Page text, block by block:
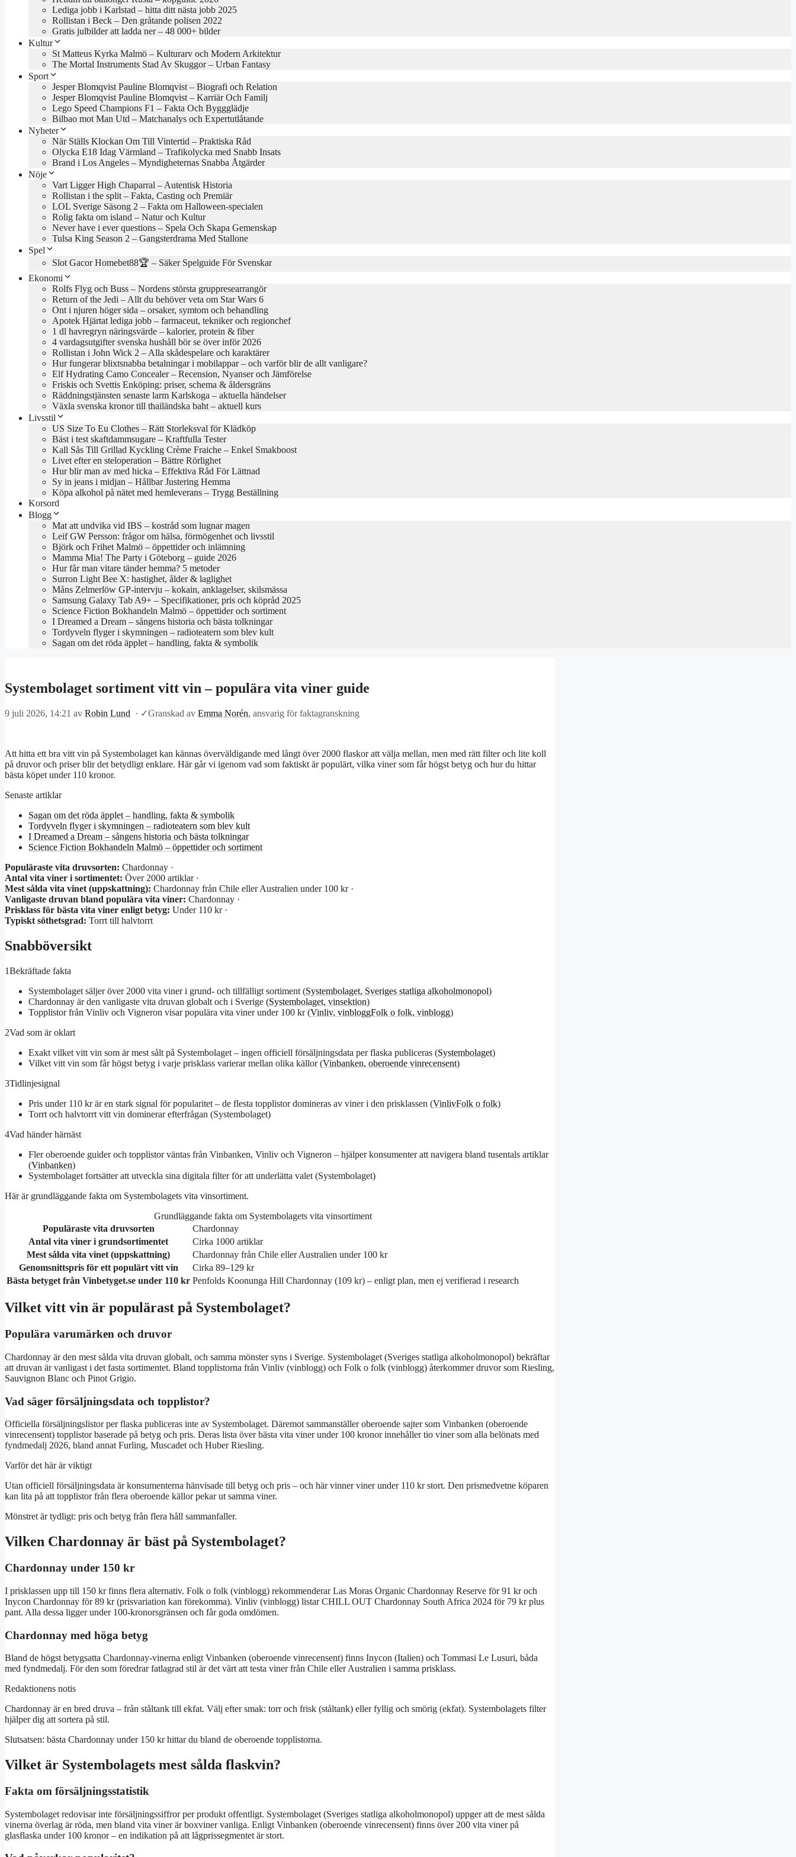
Lediga jobb i Karlstad – hitta ditt nästa jobb 2025
Rollistan i Beck – Den gråtande polisen 2022
Gratis julbilder att ladda ner – 48 000+ bilder
Kultur
St Matteus Kyrka Malmö – Kulturarv och Modern Arkitektur
The Mortal Instruments Stad Av Skuggor – Urban Fantasy
Sport
Jesper Blomqvist Pauline Blomqvist – Biografi och Relation
Jesper Blomqvist Pauline Blomqvist – Karriär Och Familj
Lego Speed Champions F1 – Fakta Och Byggglädje
Bilbao mot Man Utd – Matchanalys och Expertutlåtande
Nyheter
När Ställs Klockan Om Till Vintertid – Praktiska Råd
Olycka E18 Idag Värmland – Trafikolycka med Snabb Insats
Brand i Los Angeles – Myndigheternas Snabba Åtgärder
Nöje
Vart Ligger High Chaparral – Autentisk Historia
Rollistan i the split – Fakta, Casting och Premiär
LOL Sverige Säsong 2 – Fakta om Halloween-specialen
Rolig fakta om island – Natur och Kultur
Never have i ever questions – Spela Och Skapa Gemenskap
Tulsa King Season 2 – Gangsterdrama Med Stallone
Spel
Slot Gacor Homebet88🏆 – Säker Spelguide För Svenskar
Ekonomi
Rolfs Flyg och Buss – Nordens största gruppresearrangör
Return of the Jedi – Allt du behöver veta om Star Wars 6
Ont i njuren höger sida – orsaker, symtom och behandling
Apotek Hjärtat lediga jobb – farmaceut, tekniker och regionchef
1 dl havregryn näringsvärde – kalorier, protein & fiber
4 vardagsutgifter svenska hushåll bör se över inför 2026
Rollistan i John Wick 2 – Alla skådespelare och karaktärer
Hur fungerar blixtsnabba betalningar i mobilappar – och varför blir de allt vanligare?
Elf Hydrating Camo Concealer – Recension, Nyanser och Jämförelse
Friskis och Svettis Enköping: priser, schema & åldersgräns
Räddningstjänsten senaste larm Karlskoga – aktuella händelser
Växla svenska kronor till thailändska baht – aktuell kurs
Livsstil
US Size To Eu Clothes – Rätt Storleksval för Klädköp
Bäst i test skaftdammsugare – Kraftfulla Tester
Kall Sås Till Grillad Kyckling Crème Fraiche – Enkel Smakboost
Livet efter en steloperation – Bättre Rörlighet
Hur blir man av med hicka – Effektiva Råd För Lättnad
Sy in jeans i midjan – Hållbar Justering Hemma
Köpa alkohol på nätet med hemleverans – Trygg Beställning
Korsord
Blogg
Mat att undvika vid IBS – kostråd som lugnar magen
Leif GW Persson: frågor om hälsa, förmögenhet och livsstil
Björk och Frihet Malmö – öppettider och inlämning
Mamma Mia! The Party i Göteborg – guide 2026
Hur får man vitare tänder hemma? 5 metoder
Surron Light Bee X: hastighet, ålder & laglighet
Måns Zelmerlöw GP-intervju – kokain, anklagelser, skilsmässa
Samsung Galaxy Tab A9+ – Specifikationer, pris och köpråd 2025
Science Fiction Bokhandeln Malmö – öppettider och sortiment
I Dreamed a Dream – sångens historia och bästa tolkningar
Tordyveln flyger i skymningen – radioteatern som blev kult
Sagan om det röda äpplet – handling, fakta & symbolik
Systembolaget sortiment vitt vin – populära vita viner guide
9 juli 2026, 14:21 av Robin Lund · ✓Granskad av Emma Norén, ansvarig för faktagranskning
Att hitta ett bra vitt vin på Systembolaget kan kännas överväldigande med långt över 2000 flaskor att välja mellan, men med rätt filter och lite koll
på druvor och priser blir det betydligt enklare. Här går vi igenom vad som faktiskt är populärt, vilka viner som får högst betyg och hur du hittar
bästa köpet under 110 kronor.
Senaste artiklar
Sagan om det röda äpplet – handling, fakta & symbolik
Tordyveln flyger i skymningen – radioteatern som blev kult
I Dreamed a Dream – sångens historia och bästa tolkningar
Science Fiction Bokhandeln Malmö – öppettider och sortiment
Populäraste vita druvsorten: Chardonnay ·
Antal vita viner i sortimentet: Över 2000 artiklar ·
Mest sålda vita vinet (uppskattning): Chardonnay från Chile eller Australien under 100 kr ·
Vanligaste druvan bland populära vita viner: Chardonnay ·
Prisklass för bästa vita viner enligt betyg: Under 110 kr ·
Typiskt söthetsgrad: Torrt till halvtorrt
Snabböversikt
1Bekräftade fakta
Systembolaget säljer över 2000 vita viner i grund- och tillfälligt sortiment (Systembolaget, Sveriges statliga alkoholmonopol)
Chardonnay är den vanligaste vita druvan globalt och i Sverige (Systembolaget, vinsektion)
Topplistor från Vinliv och Vigneron visar populära vita viner under 100 kr (Vinliv, vinbloggFolk o folk, vinblogg)
2Vad som är oklart
Exakt vilket vitt vin som är mest sålt på Systembolaget – ingen officiell försäljningsdata per flaska publiceras (Systembolaget)
Vilket vitt vin som får högst betyg i varje prisklass varierar mellan olika källor (Vinbanken, oberoende vinrecensent)
3Tidlinjesignal
Pris under 110 kr är en stark signal för popularitet – de flesta topplistor domineras av viner i den prisklassen (VinlivFolk o folk)
Torrt och halvtorrt vitt vin dominerar efterfrågan (Systembolaget)
4Vad händer härnäst
Fler oberoende guider och topplistor väntas från Vinbanken, Vinliv och Vigneron – hjälper konsumenter att navigera bland tusentals artiklar
(Vinbanken)
Systembolaget fortsätter att utveckla sina digitala filter för att underlätta valet (Systembolaget)
Här är grundläggande fakta om Systembolagets vita vinsortiment.
Grundläggande fakta om Systembolagets vita vinsortiment
Populäraste vita druvsorten
Chardonnay
Antal vita viner i grundsortimentet
Cirka 1000 artiklar
Mest sålda vita vinet (uppskattning)
Chardonnay från Chile eller Australien under 100 kr
Genomsnittspris för ett populärt vitt vin
Cirka 89–129 kr
Bästa betyget från Vinbetyget.se under 110 kr Penfolds Koonunga Hill Chardonnay (109 kr) – enligt plan, men ej verifierad i research
Vilket vitt vin är populärast på Systembolaget?
Populära varumärken och druvor
Chardonnay är den mest sålda vita druvan globalt, och samma mönster syns i Sverige. Systembolaget (Sveriges statliga alkoholmonopol) bekräftar
att druvan är vanligast i det fasta sortimentet. Bland topplistorna från Vinliv (vinblogg) och Folk o folk (vinblogg) återkommer druvor som Riesling,
Sauvignon Blanc och Pinot Grigio.
Vad säger försäljningsdata och topplistor?
Officiella försäljningslistor per flaska publiceras inte av Systembolaget. Däremot sammanställer oberoende sajter som Vinbanken (oberoende
vinrecensent) topplistor baserade på betyg och pris. Deras lista över bästa vita viner under 100 kronor innehåller tio viner som alla belönats med
fyndmedalj 2026, bland annat Furling, Muscadet och Huber Riesling.
Varför det här är viktigt
Utan officiell försäljningsdata är konsumenterna hänvisade till betyg och pris – och här vinner viner under 110 kr stort. Den prismedvetne köparen
kan lita på att topplistor från flera oberoende källor pekar ut samma viner.
Mönstret är tydligt: pris och betyg från flera håll sammanfaller.
Vilken Chardonnay är bäst på Systembolaget?
Chardonnay under 150 kr
I prisklassen upp till 150 kr finns flera alternativ. Folk o folk (vinblogg) rekommenderar Las Moras Organic Chardonnay Reserve för 91 kr och
Inycon Chardonnay för 89 kr (prisvariation kan förekomma). Vinliv (vinblogg) listar CHILL OUT Chardonnay South Africa 2024 för 79 kr plus
pant. Alla dessa ligger under 100-kronorsgränsen och får goda omdömen.
Chardonnay med höga betyg
Bland de högst betygsatta Chardonnay-vinerna enligt Vinbanken (oberoende vinrecensent) finns Inycon (Italien) och Tommasi Le Lusuri, båda
med fyndmedalj. För den som föredrar fatlagrad stil är det värt att testa viner från Chile eller Australien i samma prisklass.
Redaktionens notis
Chardonnay är en bred druva – från ståltank till ekfat. Välj efter smak: torr och frisk (ståltank) eller fyllig och smörig (ekfat). Systembolagets filter
hjälper dig att sortera på stil.
Slutsatsen: bästa Chardonnay under 150 kr hittar du bland de oberoende topplistorna.
Vilket är Systembolagets mest sålda flaskvin?
Fakta om försäljningsstatistik
Systembolaget redovisar inte försäljningssiffror per produkt offentligt. Systembolaget (Sveriges statliga alkoholmonopol) uppger att de mest sålda
vinerna överlag är röda, men bland vita viner är boxviner vanliga. Enligt Vinbanken (oberoende vinrecensent) finns över 200 vita viner på
glasflaska under 100 kronor – en indikation på att lågprissegmentet är stort.